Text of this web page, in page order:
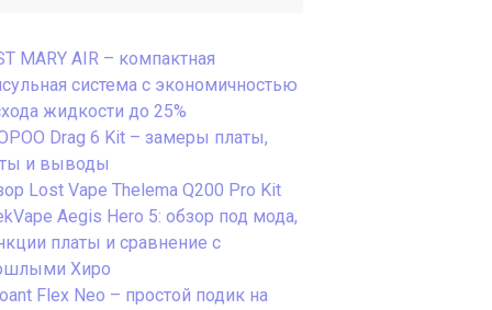
MARY AIR – компактная
система с экономичностью
жидкости до 25%
Drag 6 Kit – замеры платы,
и выводы
Lost Vape Thelema Q200 Pro Kit
Aegis Hero 5: обзор под мода,
платы и сравнение с
Хиро
Flex Neo – простой подик на